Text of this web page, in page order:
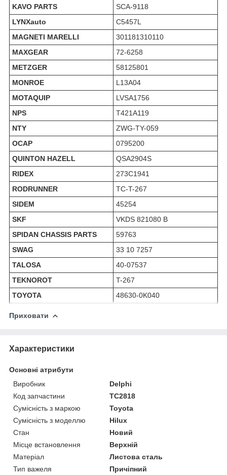
KAVO PARTS
SCA-9118
LYNXauto
C5457L
MAGNETI MARELLI
301181310110
MAXGEAR
72-6258
METZGER
58125801
MONROE
L13A04
MOTAQUIP
LVSA1756
NPS
T421A119
NTY
ZWG-TY-059
OCAP
0795200
QUINTON HAZELL
QSA2904S
RIDEX
273C1941
RODRUNNER
TC-T-267
SIDEM
45254
SKF
VKDS 821080 B
SPIDAN CHASSIS PARTS
59763
SWAG
33 10 7257
TALOSA
40-07537
TEKNOROT
T-267
TOYOTA
48630-0K040
Приховати
Характеристики
Основні атрибути
Виробник
Delphi
Код запчастини
TC2818
Сумісність з маркою
Toyota
Сумісність з моделлю
Hilux
Стан
Новий
Місце встановлення
Верхній
Матеріал
Листова сталь
Тип важеля
Причіпний